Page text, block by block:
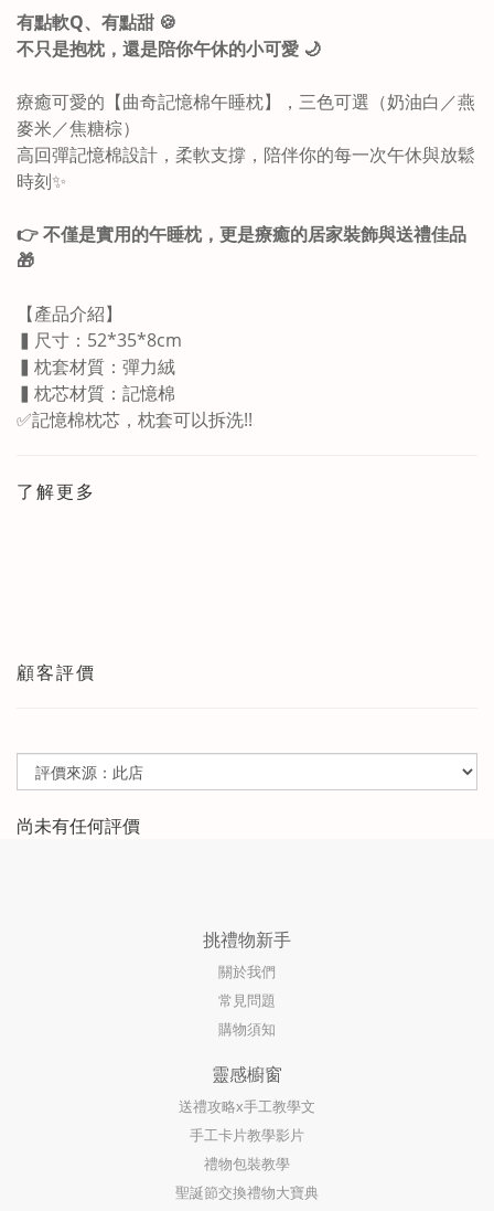
有點軟Q、有點甜 🍪
不只是抱枕，還是陪你午休的小可愛 🌙
療癒可愛的【曲奇記憶棉午睡枕】，三色可選（奶油白／燕
麥米／焦糖棕）
高回彈記憶棉設計，柔軟支撐，陪伴你的每一次午休與放鬆
時刻✨
👉 不僅是實用的午睡枕，更是療癒的居家裝飾與送禮佳品
🎁
【產品介紹】
▍尺寸：52*35*8cm
▍枕套材質：彈力絨
▍枕芯材質：記憶棉
✅記憶棉枕芯，枕套可以拆洗!!
了解更多
顧客評價
尚未有任何評價
挑禮物新手
關於我們
常見問題
購物須知
靈感櫥窗
送禮攻略x手工教學文
手工卡片教學影片
禮物包裝教學
聖誕節交換禮物大寶典